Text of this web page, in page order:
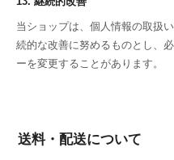
当ショップは、個人情報の取扱
続的な改善に努めるものとし、
ーを変更することがあります。
送料・配送について